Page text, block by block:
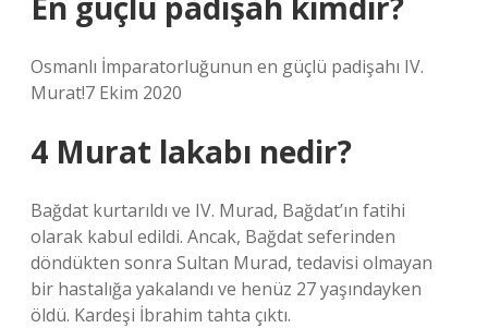
Osmanlı İmparatorluğunun en güçlü padişahı IV.
Murat!7 Ekim 2020
4 Murat lakabı nedir?
Bağdat kurtarıldı ve IV. Murad, Bağdat’ın fatihi
olarak kabul edildi. Ancak, Bağdat seferinden
döndükten sonra Sultan Murad, tedavisi olmayan
bir hastalığa yakalandı ve henüz 27 yaşındayken
öldü. Kardeşi İbrahim tahta çıktı.